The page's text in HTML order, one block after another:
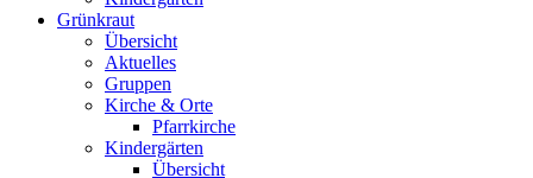
Grünkraut
Übersicht
Aktuelles
Gruppen
Kirche & Orte
Pfarrkirche
Kindergärten
Übersicht